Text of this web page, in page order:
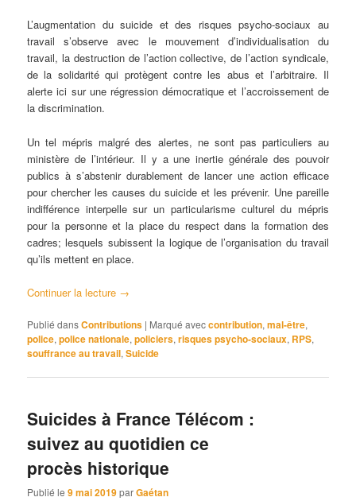
L’augmentation du suicide et des risques psycho-sociaux au
travail s’observe avec le mouvement d’individualisation du
travail, la destruction de l’action collective, de l’action syndicale,
de la solidarité qui protègent contre les abus et l’arbitraire. Il
alerte ici sur une régression démocratique et l’accroissement de
la discrimination.
Un tel mépris malgré des alertes, ne sont pas particuliers au
ministère de l’intérieur. Il y a une inertie générale des pouvoir
publics à s’abstenir durablement de lancer une action efficace
pour chercher les causes du suicide et les prévenir. Une pareille
indifférence interpelle sur un particularisme culturel du mépris
pour la personne et la place du respect dans la formation des
cadres; lesquels subissent la logique de l’organisation du travail
qu’ils mettent en place.
Continuer la lecture →
Publié dansContributions | Marqué aveccontribution,mal-être,
police,police nationale,policiers,risques psycho-sociaux, RPS,
souffrance au travail,Suicide
Suicides à France Télécom :
suivez au quotidien ce
procès historique
Publié le9 mai 2019parGaétan